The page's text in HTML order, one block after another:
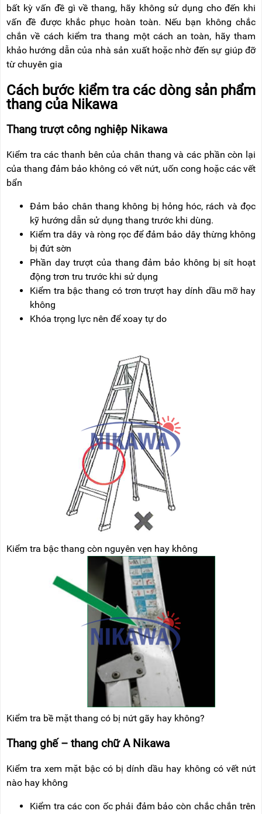
bất kỳ vấn đề gì về thang, hãy không sử dụng cho đến khi
vấn đề được khắc phục hoàn toàn. Nếu bạn không chắc
chắn về cách kiểm tra thang một cách an toàn, hãy tham
khảo hướng dẫn của nhà sản xuất hoặc nhờ đến sự giúp đỡ
từ chuyên gia
Cách bước kiểm tra các dòng sản phẩm
thang của Nikawa
Thang trượt công nghiệp Nikawa
Kiểm tra các thanh bên của chân thang và các phần còn lại
của thang đảm bảo không có vết nứt, uốn cong hoặc các vết
bẩn
Đảm bảo chân thang không bị hỏng hóc, rách và đọc
kỹ hướng dẫn sử dụng thang trước khi dùng.
Kiểm tra dây và ròng rọc để đảm bảo dây thừng không
bị đứt sờn
Phần day trượt của thang đảm bảo không bị sít hoạt
động trơn tru trước khi sử dụng
Kiểm tra bậc thang có trơn trượt hay dính dầu mỡ hay
không
Khóa trọng lực nên để xoay tự do
Kiểm tra bậc thang còn nguyên vẹn hay không
Kiểm tra bề mặt thang có bị nứt gãy hay không?
Thang ghế – thang chữ A Nikawa
Kiểm tra xem mặt bậc có bị dính dầu hay không có vết nứt
nào hay không
Kiểm tra các con ốc phải đảm bảo còn chắc chắn trên